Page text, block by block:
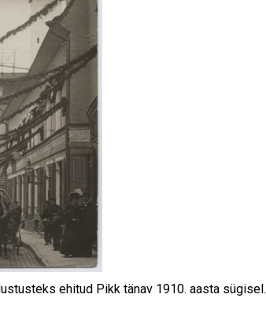
ehitud Pikk tänav 1910. aasta sügisel.